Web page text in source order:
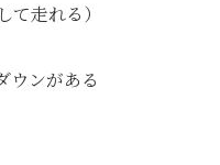
て走れる）
ウンがある